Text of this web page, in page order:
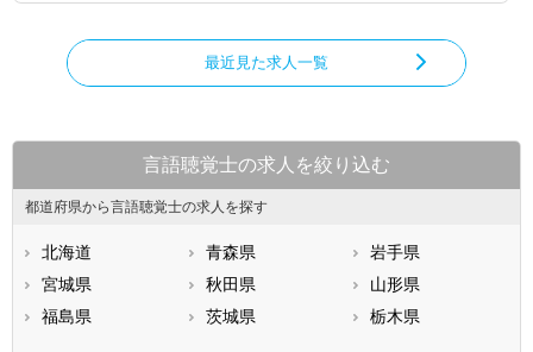
最近見た求人一覧
言語聴覚士の求人を絞り込む
都道府県から言語聴覚士の求人を探す
北海道 青森県
岩手県
宮城県
秋田県
山形県
福島県
茨城県
栃木県